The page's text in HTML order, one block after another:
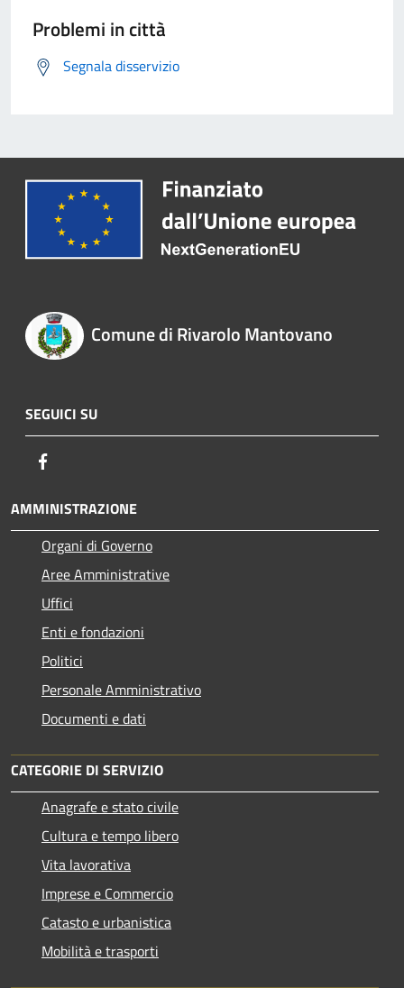
Problemi in città
Segnala disservizio
Comune di Rivarolo Mantovano
SEGUICI SU
AMMINISTRAZIONE
Organi di Governo
Aree Amministrative
Uffici
Enti e fondazioni
Politici
Personale Amministrativo
Documenti e dati
CATEGORIE DI SERVIZIO
Anagrafe e stato civile
Cultura e tempo libero
Vita lavorativa
Imprese e Commercio
Catasto e urbanistica
Mobilità e trasporti